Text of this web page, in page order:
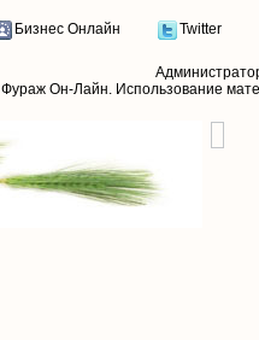
Бизнес Онлайн Twitter
Фураж Он-Лайн. Использование